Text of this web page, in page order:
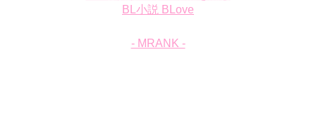
BL小説 BLove
- MRANK -